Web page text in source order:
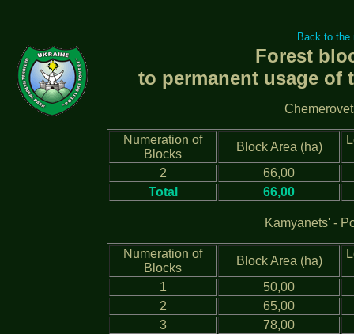
Back to the
Forest
to permanent usage of
Numeration of
Blocks
Block Area (ha)
2
66,00
Total
66,00
Kamyanets' -
Numeration of
Blocks
Block Area (ha)
1
50,00
2
65,00
3
78,00